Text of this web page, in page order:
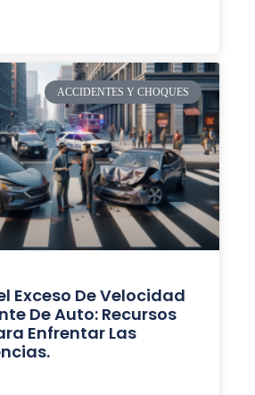
ACCIDENTES Y CHOQUES
Exceso De Velocidad
De Auto: Recursos
Enfrentar Las